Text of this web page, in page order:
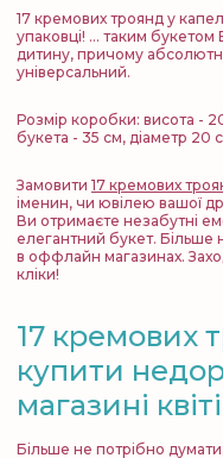
17 кремових троянд у
упаковці! ... таким
дитину, причому
універсальний.
Розмір коробки: висота -
букета - 35 см, діаметр 20
Замовити 17 кремових
іменин, чи ювілею вашої
Ви отримаєте незабутні
елегантний букет.
в оффлайн магазинах.
кліки!
17 кремових
купити
магазині
Більше не потрібно думати,